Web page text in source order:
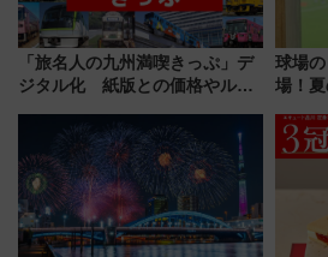
「旅名人の九州満喫きっぷ」デ
ジタル化 紙版との価格やルー
球場
場！
月7
スと